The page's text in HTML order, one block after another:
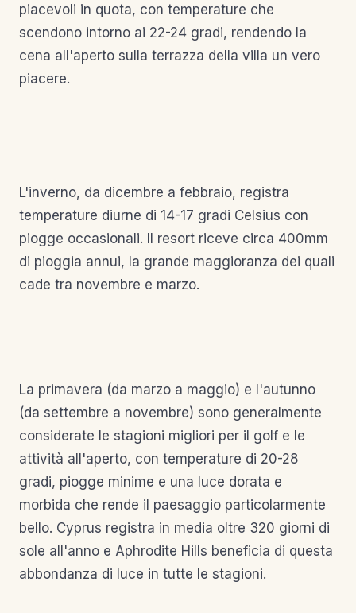
piacevoli in quota, con temperature che
scendono intorno ai 22-24 gradi, rendendo la
cena all'aperto sulla terrazza della villa un vero
piacere.
L'inverno, da dicembre a febbraio, registra
temperature diurne di 14-17 gradi Celsius con
piogge occasionali. Il resort riceve circa 400mm
di pioggia annui, la grande maggioranza dei quali
cade tra novembre e marzo.
La primavera (da marzo a maggio) e l'autunno
(da settembre a novembre) sono generalmente
considerate le stagioni migliori per il golf e le
attività all'aperto, con temperature di 20-28
gradi, piogge minime e una luce dorata e
morbida che rende il paesaggio particolarmente
bello. Cyprus registra in media oltre 320 giorni di
sole all'anno e Aphrodite Hills beneficia di questa
abbondanza di luce in tutte le stagioni.